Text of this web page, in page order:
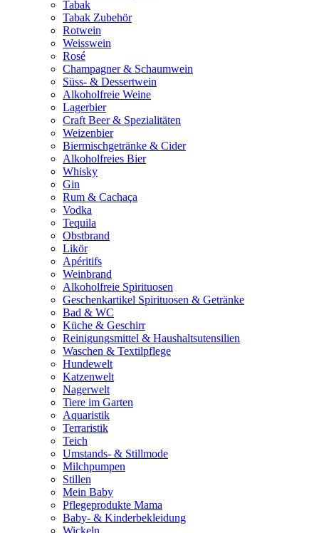
Tabak
Tabak Zubehör
Rotwein
Weisswein
Rosé
Champagner & Schaumwein
Süss- & Dessertwein
Alkoholfreie Weine
Lagerbier
Craft Beer & Spezialitäten
Weizenbier
Biermischgetränke & Cider
Alkoholfreies Bier
Whisky
Gin
Rum & Cachaça
Vodka
Tequila
Obstbrand
Likör
Apéritifs
Weinbrand
Alkoholfreie Spirituosen
Geschenkartikel Spirituosen & Getränke
Bad & WC
Küche & Geschirr
Reinigungsmittel & Haushaltsutensilien
Waschen & Textilpflege
Hundewelt
Katzenwelt
Nagerwelt
Tiere im Garten
Aquaristik
Terraristik
Teich
Umstands- & Stillmode
Milchpumpen
Stillen
Mein Baby
Pflegeprodukte Mama
Baby- & Kinderbekleidung
Wickeln